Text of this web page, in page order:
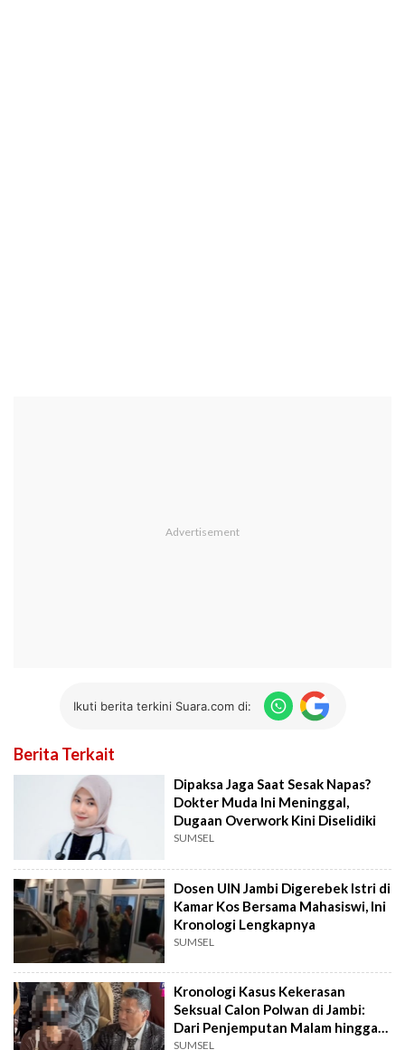
Ikuti berita terkini Suara.com di:
Berita Terkait
Dipaksa Jaga Saat Sesak Napas?
Dokter Muda Ini Meninggal,
Dugaan Overwork Kini Diselidiki
SUMSEL
Dosen UIN Jambi Digerebek Istri di
Kamar Kos Bersama Mahasiswi, Ini
Kronologi Lengkapnya
SUMSEL
Kronologi Kasus Kekerasan
Seksual Calon Polwan di Jambi:
Dari Penjemputan Malam hingga
Tersangka
SUMSEL